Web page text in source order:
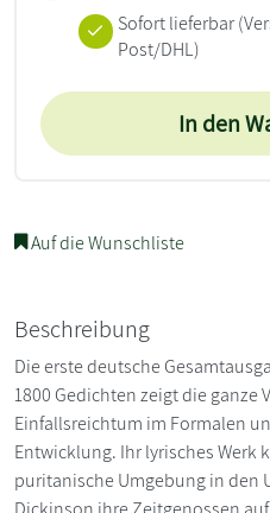
Sofort lieferbar
Post/DHL)
In den
Auf die Wunschliste
Beschreibung
Die erste deutsche
1800 Gedichten zeigt die ganze
Einfallsreichtum im Formalen
Entwicklung. Ihr lyrisches Werk
puritanische Umgebung in den